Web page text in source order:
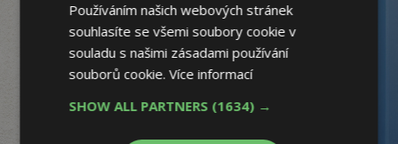
Používáním našich webových stránek
souhlasíte se všemi soubory cookie v
souladu s našimi zásadami používání
souborů cookie.Více informací
SHOW ALL PARTNERS (1634) →